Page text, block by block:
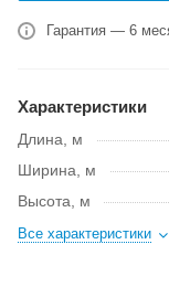
Гарантия — 6
Характеристики
Длина, м
Ширина, м
Высота, м
Все характеристики